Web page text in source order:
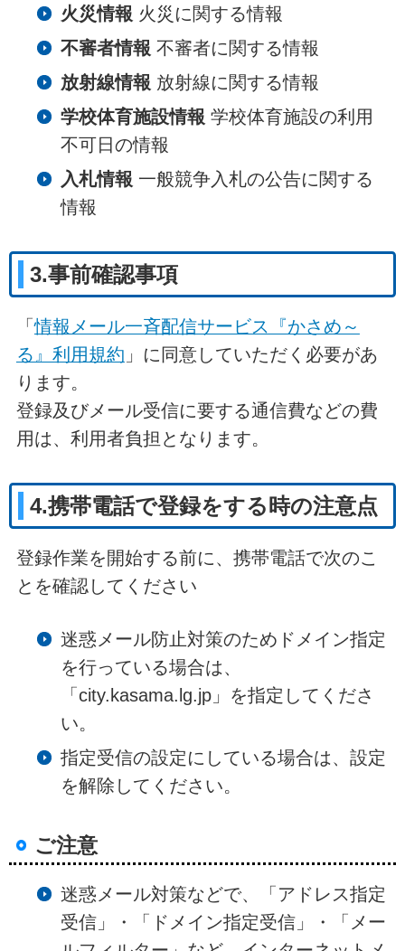
火災情報 火災に関する情報
不審者情報 不審者に関する情報
放射線情報 放射線に関する情報
学校体育施設情報 学校体育施設の利用
不可日の情報
入札情報 一般競争入札の公告に関する
情報
3.事前確認事項
「情報メール一斉配信サービス『かさめ～
る』利用規約 」に同意していただく必要があ
ります。
登録及びメール受信に要する通信費などの費
用は、利用者負担となります。
4.携帯電話で登録をする時の注意点
登録作業を開始する前に、携帯電話で次のこ
とを確認してください
迷惑メール防止対策のためドメイン指定
を行っている場合は、
「city.kasama.lg.jp」を指定してくださ
い。
指定受信の設定にしている場合は、設定
を解除してください。
ご注意
迷惑メール対策などで、「アドレス指定
受信」・「ドメイン指定受信」・「メー